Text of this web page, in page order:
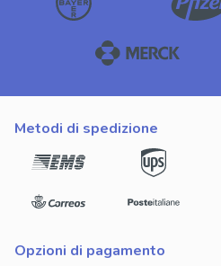
metodi di spedizione
opzioni di pagamento